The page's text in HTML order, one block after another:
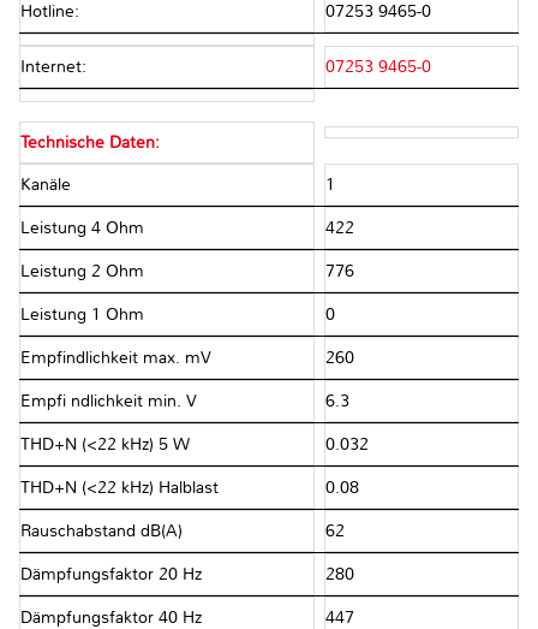
Hotline: 07253 9465-0
Internet: 07253 9465-0
Technische Daten:
Kanäle 1
Leistung 4 Ohm 422
Leistung 2 Ohm 776
Leistung 1 Ohm 0
Empfindlichkeit max. mV 260
Empfi ndlichkeit min. V 6.3
THD+N (<22 kHz) 5 W 0.032
THD+N (<22 kHz) Halblast 0.08
Rauschabstand dB(A) 62
Dämpfungsfaktor 20 Hz 280
Dämpfungsfaktor 40 Hz 447